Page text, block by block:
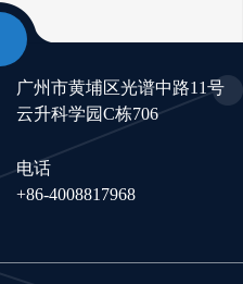
广州市黄埔区光谱中路11号
云升科学园C栋706
电话
+86-4008817968